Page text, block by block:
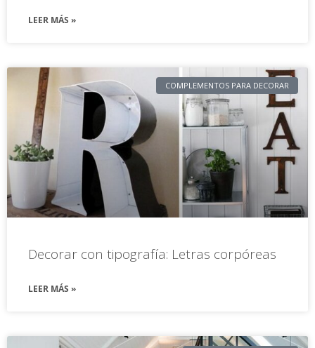
LEER MÁS »
COMPLEMENTOS PARA DECORAR
Decorar con tipografía: Letras corpóreas
LEER MÁS »